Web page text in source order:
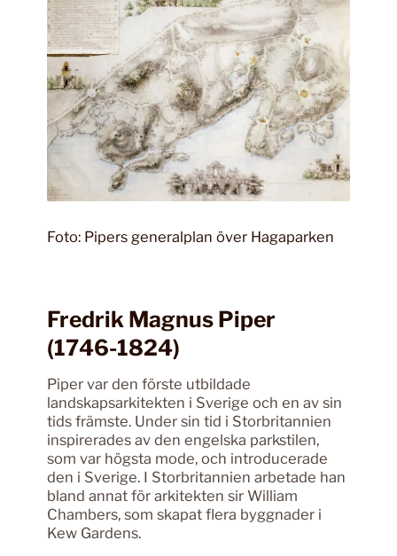
Foto: Pipers generalplan över Hagaparken
Fredrik Magnus Piper
(1746-1824)
Piper var den förste utbildade
landskapsarkitekten i Sverige och en av sin
tids främste. Under sin tid i Storbritannien
inspirerades av den engelska parkstilen,
som var högsta mode, och introducerade
den i Sverige. I Storbritannien arbetade han
bland annat för arkitekten sir William
Chambers, som skapat flera byggnader i
Kew Gardens.